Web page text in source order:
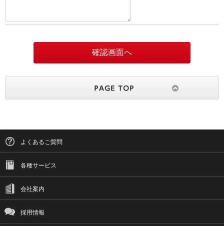
よくあるご質問
各種サービス
会社案内
採用情報